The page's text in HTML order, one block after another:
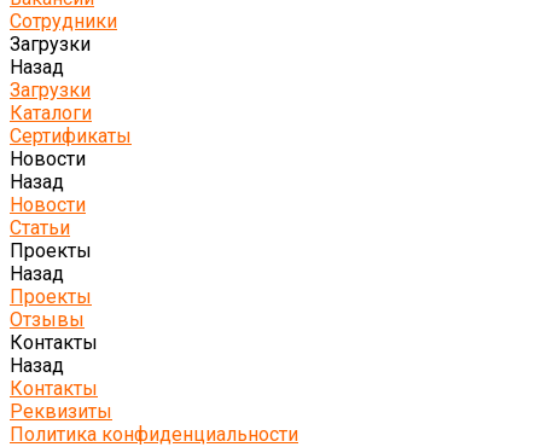
Сотрудники
Загрузки
Назад
Загрузки
Каталоги
Сертификаты
Новости
Назад
Новости
Статьи
Проекты
Назад
Проекты
Отзывы
Контакты
Назад
Контакты
Реквизиты
Политика конфиденциальности